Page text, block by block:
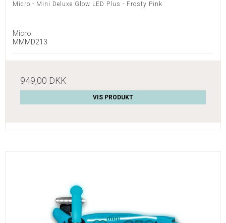
Micro - Mini Deluxe Glow LED Plus - Frosty Pink
Micro
MMMD213
949,00 DKK
VIS PRODUKT